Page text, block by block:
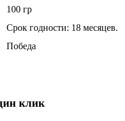
100 гр
Срок годности: 18 месяцев.
Победа
клик